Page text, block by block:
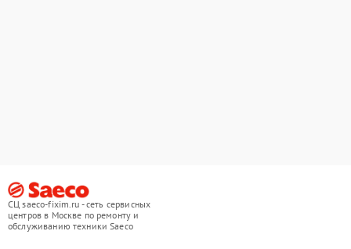
СЦ saeco-fixim.ru - сеть сервисных
центров в Москве по ремонту и
обслуживанию техники Saeco